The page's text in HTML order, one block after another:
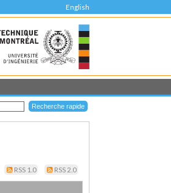
English
RSS 1.0 RSS 2.0